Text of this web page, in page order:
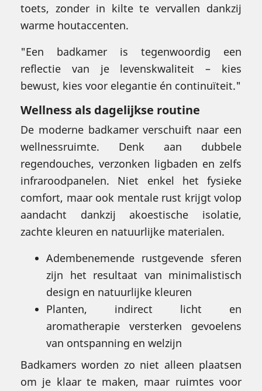
toets, zonder in kilte te vervallen dankzij
warme houtaccenten.
"Een badkamer is tegenwoordig een
reflectie van je levenskwaliteit – kies
bewust, kies voor elegantie én continuïteit."
Wellness als dagelijkse routine
De moderne badkamer verschuift naar een
wellnessruimte. Denk aan dubbele
regendouches, verzonken ligbaden en zelfs
infraroodpanelen. Niet enkel het fysieke
comfort, maar ook mentale rust krijgt volop
aandacht dankzij akoestische isolatie,
zachte kleuren en natuurlijke materialen.
Adembenemende rustgevende sferen
zijn het resultaat van minimalistisch
design en natuurlijke kleuren
Planten, indirect licht en
aromatherapie versterken gevoelens
van ontspanning en welzijn
Badkamers worden zo niet alleen plaatsen
om je klaar te maken, maar ruimtes voor